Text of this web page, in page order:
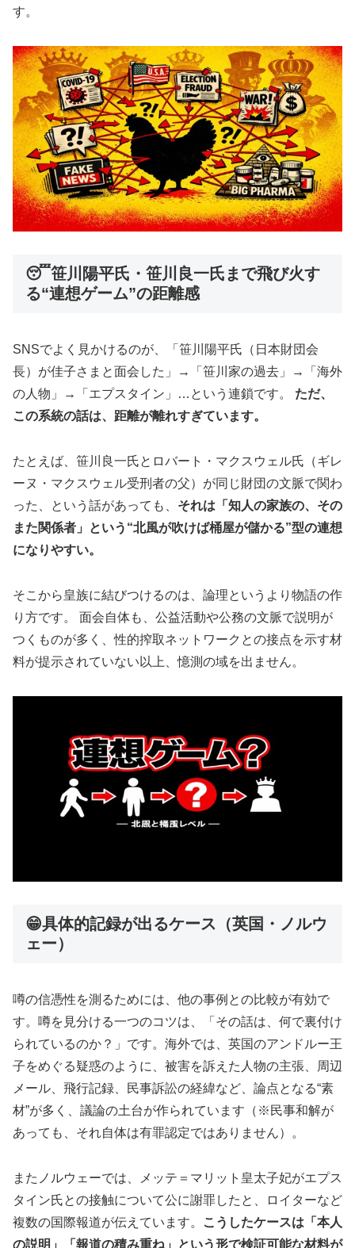
す。
😴笹川陽平氏・笹川良一氏まで飛び火す
る“連想ゲーム”の距離感
SNSでよく見かけるのが、「笹川陽平氏（日本財団会
長）が佳子さまと面会した」→「笹川家の過去」→「海外
の人物」→「エプスタイン」…という連鎖です。 ただ、
この系統の話は、距離が離れすぎています。
たとえば、笹川良一氏とロバート・マクスウェル氏（ギレ
ーヌ・マクスウェル受刑者の父）が同じ財団の文脈で関わ
った、という話があっても、 それは「知人の家族の、その
また関係者」という“北風が吹けば桶屋が儲かる”型の連想
になりやすい。
そこから皇族に結びつけるのは、論理というより物語の作
り方です。 面会自体も、公益活動や公務の文脈で説明が
つくものが多く、性的搾取ネットワークとの接点を示す材
料が提示されていない以上、憶測の域を出ません。
😁具体的記録が出るケース（英国・ノルウ
ェー）
噂の信憑性を測るためには、他の事例との比較が有効で
す。噂を見分ける一つのコツは、「その話は、何で裏付け
られているのか？」です。海外では、英国のアンドルー王
子をめぐる疑惑のように、被害を訴えた人物の主張、周辺
メール、飛行記録、民事訴訟の経緯など、論点となる“素
材”が多く、議論の土台が作られています（※民事和解が
あっても、それ自体は有罪認定ではありません）。
またノルウェーでは、メッテ＝マリット皇太子妃がエプス
タイン氏との接触について公に謝罪したと、ロイターなど
複数の国際報道が伝えています。
こうしたケースは「本人
の説明」「報道の積み重ね」という形で検証可能な材料が